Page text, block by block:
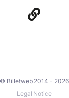
© Billetweb 2014 - 2026
Legal Notice